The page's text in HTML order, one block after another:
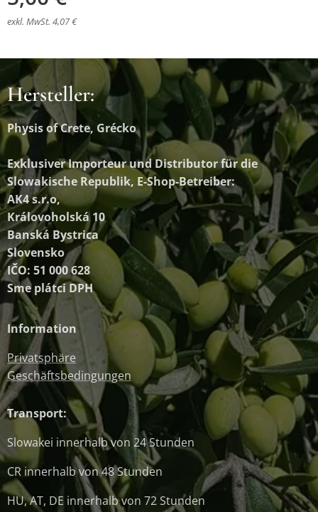
exkl. MwSt. 4,07 €
Hersteller:
Physis of Crete, Grécko
Exklusiver Importeur und Distributorfür die
Slowakische Republik, E-Shop-Betreiber:
AK4 s.r.o,
Královoholská 10
Banská Bystrica
Slovensko
IČO: 51 000 628
Sme plátci DPH
Information
Privatsphäre
Geschäftsbedingungen
Transport:
Slowakei innerhalb von 24 Stunden
CR innerhalb von 48 Stunden
HU, AT, DE innerhalb von 72 Stunden